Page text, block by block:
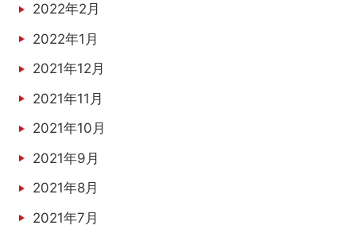
2022年2月
2022年1月
2021年12月
2021年11月
2021年10月
2021年9月
2021年8月
2021年7月